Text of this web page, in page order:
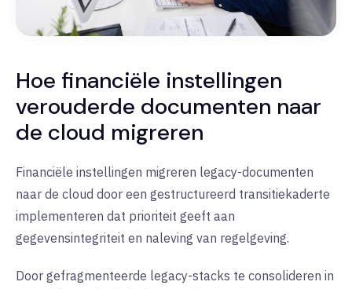
Hoe financiële instellingen
verouderde documenten naar
de cloud migreren
Financiële instellingen migreren legacy-documenten
naar de cloud door een gestructureerd transitiekaderte
implementeren dat prioriteit geeft aan
gegevensintegriteit en naleving van regelgeving.
Door gefragmenteerde legacy-stacks te consolideren in